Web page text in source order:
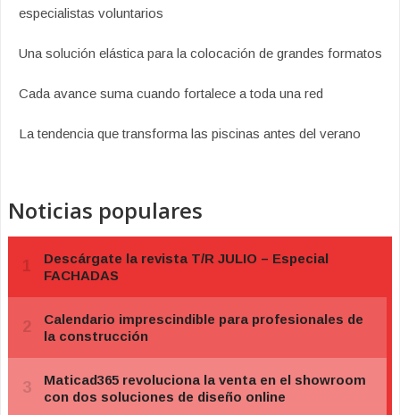
especialistas voluntarios
Una solución elástica para la colocación de grandes formatos
Cada avance suma cuando fortalece a toda una red
La tendencia que transforma las piscinas antes del verano
Noticias populares